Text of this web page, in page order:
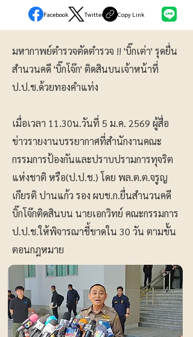
Facebook Twitter Copy Link
มหากาพย์ตำรวจตัดตำรวจ !! 'บิ๊กเต่า' รุดยื่น
สำนวนคดี 'บิ๊กโจ๊ก' ติดสินบนเจ้าหน้าที่
ป.ป.ช.ด้วยทองคำแท่ง
เมื่อเวลา 11.30น.วันที่ 5 ม.ค. 2569 ผู้สื่อ
ข่าวรายงานบรรยากาศที่สำนักงานคณะ
กรรมการป้องกันและปราบปรามการทุจริต
แห่งชาติ หรือ(ป.ป.ช.) โดย พล.ต.ต.จรูญ
เกียรติ ปานแก้ว รอง ผบช.ก.ยื่นสำนวนคดี
บิ๊กโจ๊กติดสินบน นายเอกวิทย์ คณะกรรมการ
ป.ป.ช.ให้พิจารณาชี้ขาดใน 30 วัน ตามขั้น
ตอนกฎหมาย